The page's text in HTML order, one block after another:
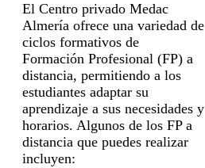
El Centro privado Medac
Almería ofrece una variedad de
ciclos formativos de
Formación Profesional (FP) a
distancia, permitiendo a los
estudiantes adaptar su
aprendizaje a sus necesidades y
horarios. Algunos de los FP a
distancia que puedes realizar
incluyen: